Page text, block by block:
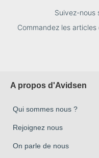
Suivez-nous
Commandez les
A propos d'Avidsen
Qui sommes nous ?
Rejoignez nous
On parle de nous